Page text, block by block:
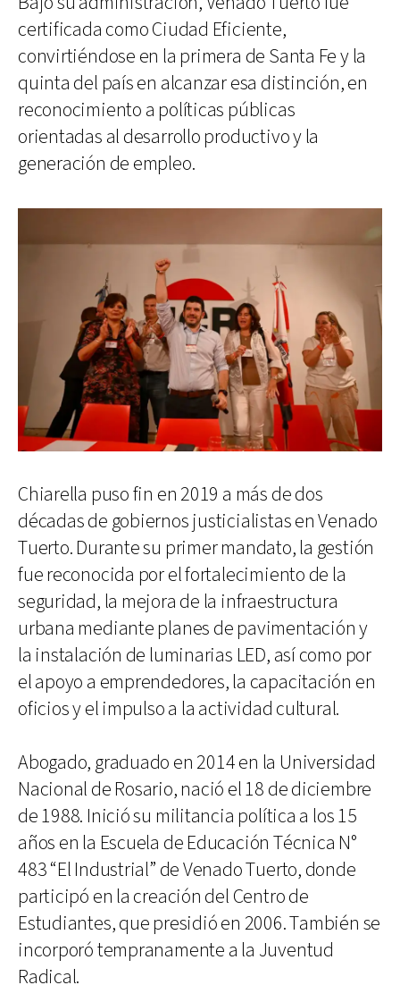
certificada como Ciudad Eficiente,
convirtiéndose en la primera de Santa Fe y la
quinta del país en alcanzar esa distinción, en
reconocimiento a políticas públicas
orientadas al desarrollo productivo y la
generación de empleo.
Chiarella puso fin en 2019 a más de dos
décadas de gobiernos justicialistas en Venado
Tuerto. Durante su primer mandato, la gestión
fue reconocida por el fortalecimiento de la
seguridad, la mejora de la infraestructura
urbana mediante planes de pavimentación y
la instalación de luminarias LED, así como por
el apoyo a emprendedores, la capacitación en
oficios y el impulso a la actividad cultural.
Abogado, graduado en 2014 en la Universidad
Nacional de Rosario, nació el 18 de diciembre
de 1988. Inició su militancia política a los 15
años en la Escuela de Educación Técnica N°
483 “El Industrial” de Venado Tuerto, donde
participó en la creación del Centro de
Estudiantes, que presidió en 2006. También se
incorporó tempranamente a la Juventud
Radical.